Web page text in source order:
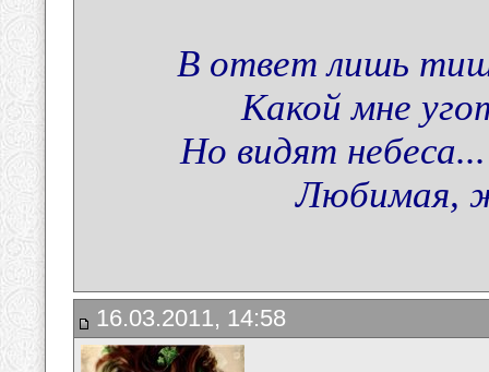
В ответ лишь
Какой мне
Но видят
Любимая,
16.03.2011, 14:58